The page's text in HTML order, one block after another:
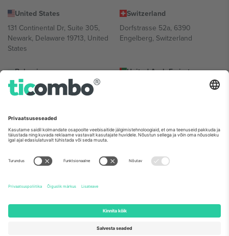
United States
131 Continental Dr, Suite 305,
Newark, Delaware 19713, United
States
Switzerland
Dorfstrasse 52a, 6390
Engelberg, Switzerland
Bulgaria
Regus Sofia City West, bul
Totleben 53-55, 1606 Sofia,
United Arab Emirates
UAE Dubai Silicon Oasis, DDP
Mexico
Av Chapultepec 360, Roma
Norte, Cuauhtémoc, 06700
Ciudad de México, CDMX,
sündmusest ja/või domeenist. Detailide jaoks vaata konkreetse
sündmuse lehte, impressumit ja tingimusi.,
2026 Ticombo. Kõik õigused kaitstud.